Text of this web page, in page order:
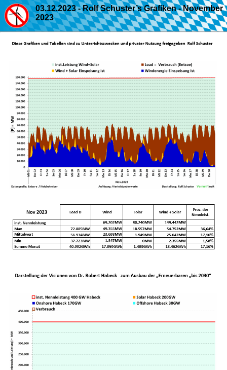
03.12.2023 - Rolf Schuster’s Grafiken - November
2023